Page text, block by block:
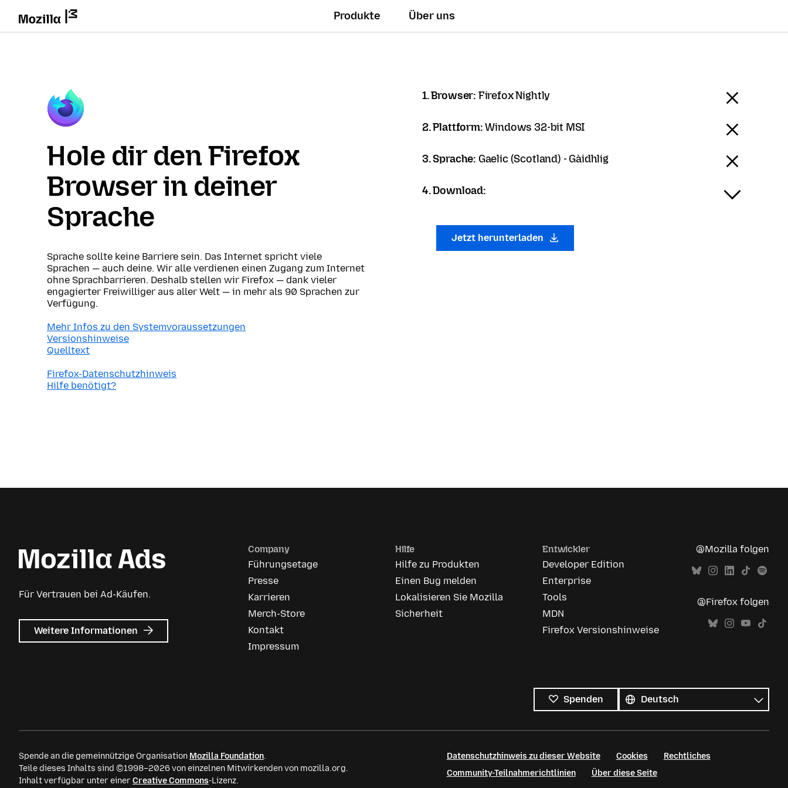
Produkte Über uns
Hole dir den Firefox
Browser in deiner
Sprache
Sprache sollte keine Barriere sein. Das Internet spricht viele
Sprachen — auch deine. Wir alle verdienen einen Zugang zum Internet
ohne Sprachbarrieren. Deshalb stellen wir Firefox — dank vieler
engagierter Freiwilliger aus aller Welt — in mehr als 90 Sprachen zur
Verfügung.
Mehr Infos zu den Systemvoraussetzungen
Versionshinweise
Quelltext
Firefox-Datenschutzhinweis
Hilfe benötigt?
1. Browser: Firefox Nightly
2. Plattform:Windows 32-bit MSI
3. Sprache: Gaelic (Scotland) - Gàidhlig
4. Download:
Jetzt herunterladen
Für Vertrauen bei Ad-Käufen.
Weitere Informationen zu
Mozilla
Company
Führungsetage
Presse
Karrieren
Merch-Store
Kontakt
Impressum
Hilfe
Hilfe zu Produkten
Einen Bug melden
Lokalisieren Sie Mozilla
Sicherheit
Entwickler
Developer Edition
Enterprise
Tools
MDN
Firefox Versionshinweise
@Mozilla folgen
@Firefox folgen
Spenden
Sprachen
Sprache
Spende an die gemeinnützige Organisation Mozilla Foundation.
Teile dieses Inhalts sind ©1998–2026 von einzelnen Mitwirkenden von mozilla.org.
Inhalt verfügbar unter einer Creative Commons-Lizenz.
Datenschutzhinweis zu dieser Website Cookies
Rechtliches
Community-Teilnahmerichtlinien
Über diese Seite